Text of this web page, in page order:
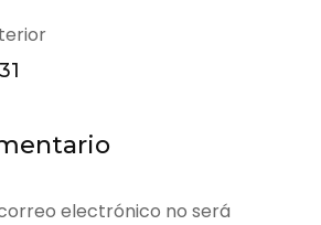
electrónico no será